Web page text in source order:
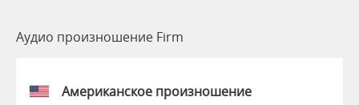
Аудио произношение Firm
Американское произношение